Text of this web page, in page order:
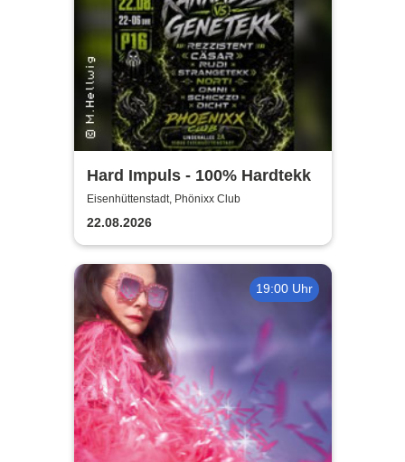
Hard Impuls - 100% Hardtekk
Eisenhüttenstadt, Phönixx Club
22.08.2026
19:00 Uhr